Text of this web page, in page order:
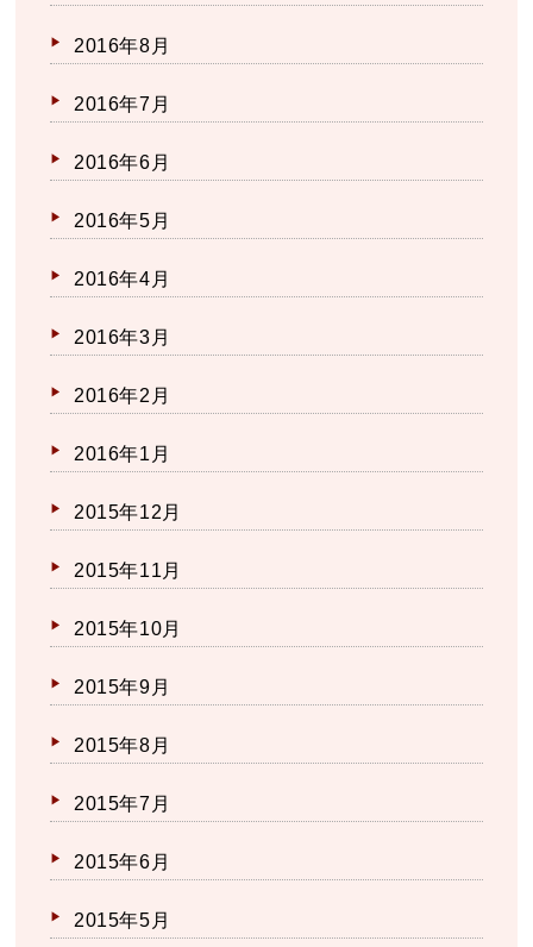
2016年8月
2016年7月
2016年6月
2016年5月
2016年4月
2016年3月
2016年2月
2016年1月
2015年12月
2015年11月
2015年10月
2015年9月
2015年8月
2015年7月
2015年6月
2015年5月